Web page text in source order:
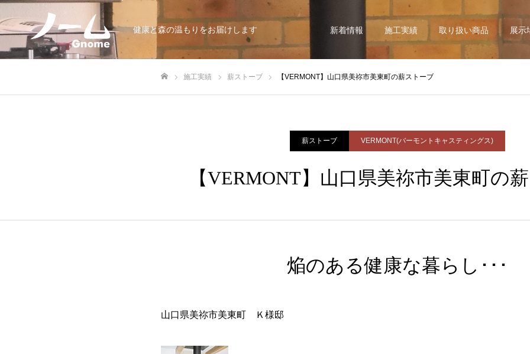
健康と森の温もりをお届けします 新着情報 施工実績 取り扱い商品 展示
施工実績 薪ストーブ 【VERMONT】山口県美祢市美東町の薪ストーブ
薪ストーブ VERMONT(バーモントキャスティングス)
【VERMONT】山口県美祢市美東町の
焔のある健康な暮らし･･･
山口県美祢市美東町 Ｋ様邸